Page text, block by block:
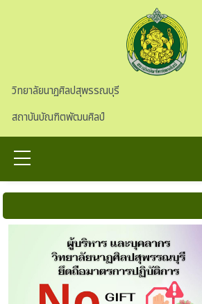
วิทยาลัยนาฏศิลปสุพรรณบุรี
สถาบันบัณฑิตพัฒนศิลป์